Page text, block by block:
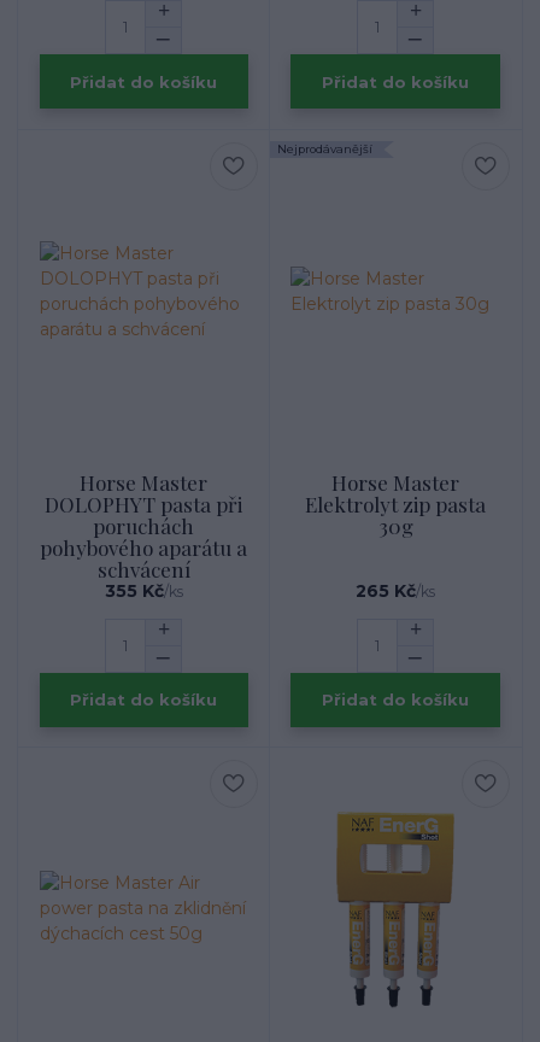
Přidat do košíku Přidat do košíku
Horse Master
DOLOPHYT pasta při
poruchách
pohybového aparátu a
schvácení
355 Kč/ks
Přidat do košíku
Nejprodávanější
Horse Master
Elektrolyt zip pasta
30g
265 Kč/ks
Přidat do košíku